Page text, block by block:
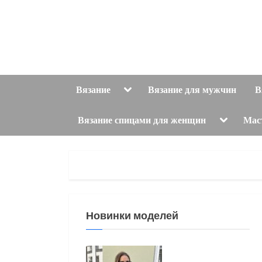
Вязание ToggleВязание для мужчин
Вязание спицами для женщин Toggle
menu
Новинки моделей